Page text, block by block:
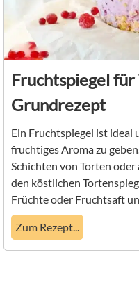
Fruchtspiegel
Grundrezept
Ein Fruchtspiegel ist ideal
fruchtiges Aroma zu
Schichten von Torten
den köstlichen
Früchte oder Fruchtsaft
Zum Rezept...